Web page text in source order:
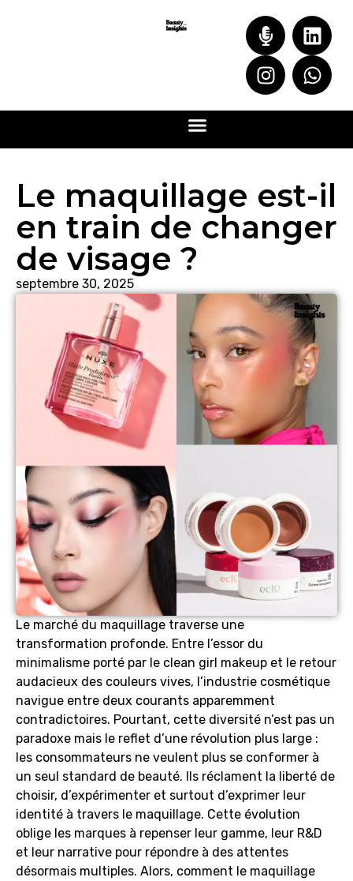
Le maquillage est-il
en train de changer
de visage ?
septembre 30, 2025
Le marché du maquillage traverse une
transformation profonde. Entre l’essor du
minimalisme porté par le clean girl makeup et le retour
audacieux des couleurs vives, l’industrie cosmétique
navigue entre deux courants apparemment
contradictoires. Pourtant, cette diversité n’est pas un
paradoxe mais le reflet d’une révolution plus large :
les consommateurs ne veulent plus se conformer à
un seul standard de beauté. Ils réclament la liberté de
choisir, d’expérimenter et surtout d’exprimer leur
identité à travers le maquillage. Cette évolution
oblige les marques à repenser leur gamme, leur R&D
et leur narrative pour répondre à des attentes
désormais multiples. Alors, comment le maquillage